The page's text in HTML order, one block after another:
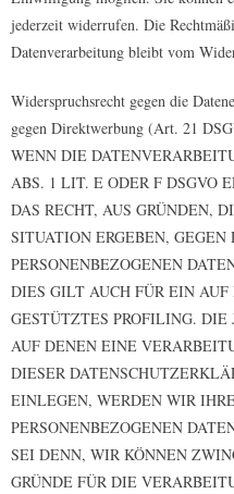
jederzeit widerrufen. Die
Datenverarbeitung bleibt vom
Widerspruchsrecht gegen die
gegen Direktwerbung (Art. 21
WENN DIE
ABS. 1 LIT. E ODER F DSGVO
DAS RECHT, AUS GRÜNDEN,
SITUATION ERGEBEN,
PERSONENBEZOGENEN
DIES GILT AUCH FÜR EIN
GESTÜTZTES PROFILING. DIE
AUF DENEN EINE
DIESER
EINLEGEN, WERDEN WIR
PERSONENBEZOGENEN
SEI DENN, WIR KÖNNEN
GRÜNDE FÜR DIE